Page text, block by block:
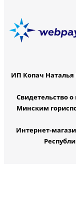
ИП Копач Наталья
Свидетельство
Минским
Интернет-